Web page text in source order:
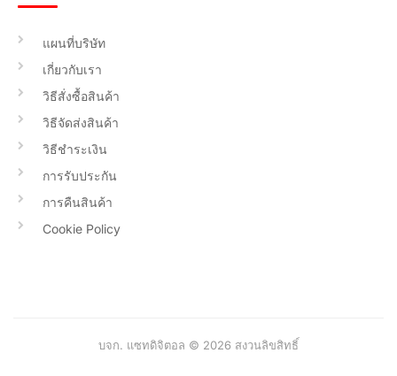
แผนที่บริษัท
เกี่ยวกับเรา
วิธีสั่งซื้อสินค้า
วิธีจัดส่งสินค้า
วิธีชำระเงิน
การรับประกัน
การคืนสินค้า
Cookie Policy
บจก. แซทดิจิตอล © 2026 สงวนลิขสิทธิ์